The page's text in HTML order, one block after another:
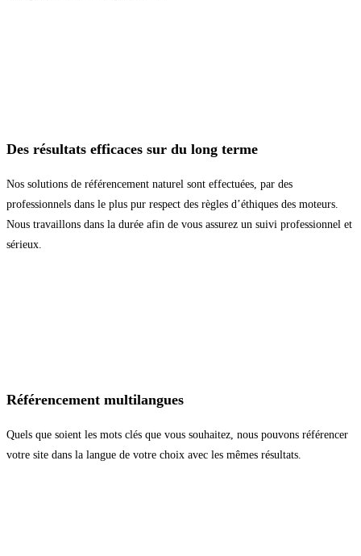
Des résultats efficaces sur du long terme
Nos solutions de référencement naturel sont effectuées, par des
professionnels dans le plus pur respect des règles d’éthiques des moteurs.
Nous travaillons dans la durée afin de vous assurez un suivi professionnel et
sérieux.
Référencement multilangues
Quels que soient les mots clés que vous souhaitez, nous pouvons référencer
votre site dans la langue de votre choix avec les mêmes résultats.